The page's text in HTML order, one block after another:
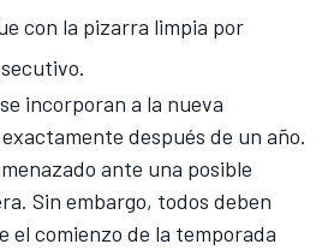
con la pizarra limpia por
incorporan a la nueva
después de un año.
ante una posible
Sin embargo, todos deben
el comienzo de la temporada